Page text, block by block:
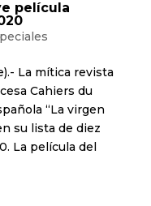
película
La mítica revista
Cahiers du
“La virgen
su lista de diez
La película del